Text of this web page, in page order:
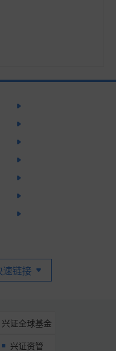
速链接
兴证全球基金
兴证资管